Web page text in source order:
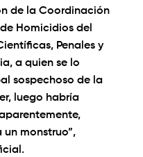
de la Coordinación
Homicidios del
Penales y
a quien se lo
sospechoso de la
luego habría
un monstruo”,